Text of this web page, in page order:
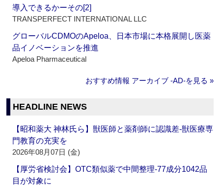
導入できるかーその[2]
TRANSPERFECT INTERNATIONAL LLC
グローバルCDMOのApeloa、日本市場に本格展開し医薬
品イノベーションを推進
Apeloa Pharmaceutical
おすすめ情報 アーカイブ ‐AD‐を見る »
HEADLINE NEWS
【昭和薬大 神林氏ら】獣医師と薬剤師に認識差‐獣医療専
門教育の充実を
2026年08月07日 (金)
【厚労省検討会】OTC類似薬で中間整理‐77成分1042品
目が対象に